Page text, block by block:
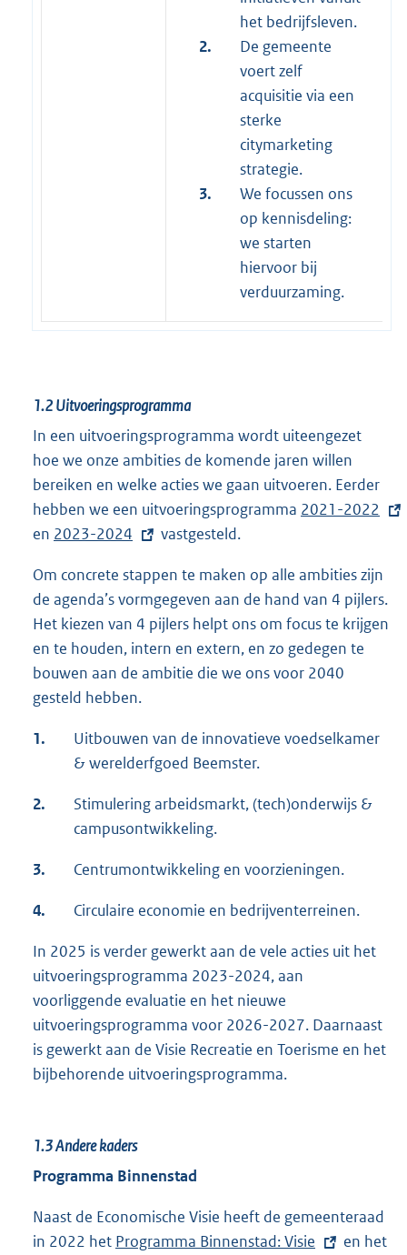
het bedrijfsleven.
2.
De gemeente
voert zelf
acquisitie via een
sterke
citymarketing
strategie.
3.
We focussen ons
op kennisdeling:
we starten
hiervoor bij
verduurzaming.
1.2Uitvoeringsprogramma
In een uitvoeringsprogramma wordt uiteengezet
hoe we onze ambities de komende jaren willen
bereiken en welke acties we gaan uitvoeren. Eerder
hebben we een uitvoeringsprogramma E
e
r
n
e
l
2021-2022
en E
t
e
r
n
e
l
2023-2024 vastgesteld.
Om concrete stappen te maken op alle ambities zijn
de agenda’s vormgegeven aan de hand van 4 pijlers.
Het kiezen van 4 pijlers helpt ons om focus te krijgen
en te houden, intern en extern, en zo gedegen te
bouwen aan de ambitie die we ons voor 2040
gesteld hebben.
1.
Uitbouwen van de innovatieve voedselkamer
& werelderfgoed Beemster.
2.
Stimulering arbeidsmarkt, (tech)onderwijs &
campusontwikkeling.
3. Centrumontwikkeling en voorzieningen.
4. Circulaire economie en bedrijventerreinen.
In 2025 is verder gewerkt aan de vele acties uit het
uitvoeringsprogramma 2023-2024, aan
voorliggende evaluatie en het nieuwe
uitvoeringsprogramma voor 2026-2027. Daarnaast
is gewerkt aan de Visie Recreatie en Toerisme en het
bijbehorende uitvoeringsprogramma.
1.3Andere kaders
Programma Binnenstad
Naast de Economische Visie heeft de gemeenteraad
in 2022 het E
Programma Binnenstad: Visie
en het